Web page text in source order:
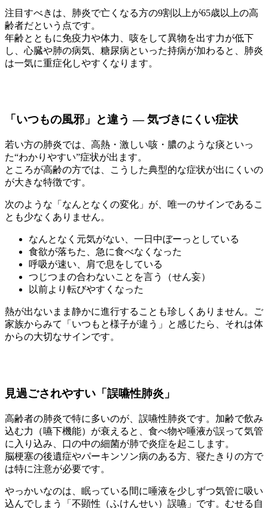
注目すべきは、肺炎で亡くなる方の9割以上が65歳以上の高
齢者だという点です。
年齢とともに免疫力や体力、咳をして異物を出す力が低下
し、心臓や肺の病気、糖尿病といった持病が加わると、肺炎
は一気に重症化しやすくなります。
「いつもの風邪」と違う ― 気づきにくい症状
若い方の肺炎では、高熱・激しい咳・膿のような痰といっ
た“わかりやすい”症状が出ます。
ところが高齢の方では、こうした典型的な症状が出にくいの
が大きな特徴です。
次のような「なんとなくの変化」が、唯一のサインであるこ
とも少なくありません。
なんとなく元気がない、一日中ぼーっとしている
食欲が落ちた、急に食べなくなった
呼吸が速い、肩で息をしている
つじつまの合わないことを言う（せん妄）
以前より転びやすくなった
熱が出ないまま静かに進行することも珍しくありません。ご
家族からみて「いつもと様子が違う」と感じたら、それは体
からの大切なサインです。
見過ごされやすい「誤嚥性肺炎」
高齢者の肺炎で特に多いのが、誤嚥性肺炎です。加齢で飲み
込む力（嚥下機能）が衰えると、食べ物や唾液が誤って気管
に入り込み、口の中の細菌が肺で炎症を起こします。
脳梗塞の後遺症やパーキンソン病のある方、寝たきりの方で
は特に注意が必要です。
やっかいなのは、眠っている間に唾液を少しずつ気管に吸い
込んでしまう「不顕性（ふけんせい）誤嚥」です。むせる自